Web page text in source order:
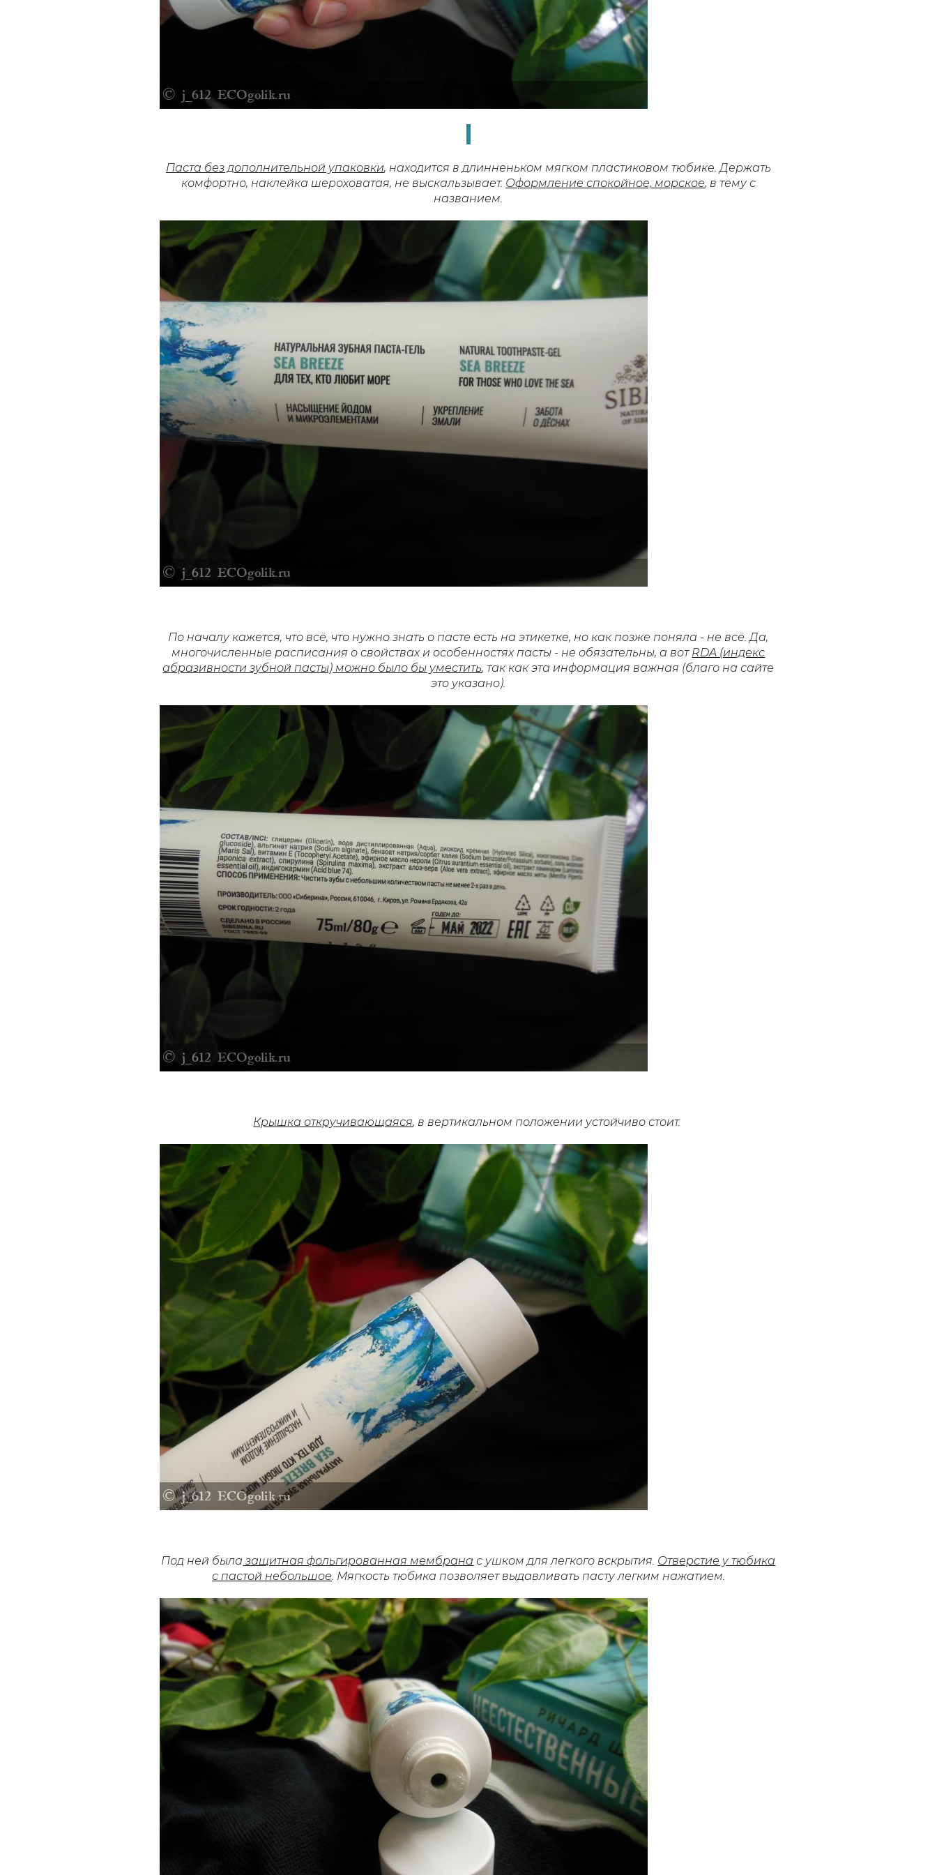
Паста без дополнительной упаковки, находится в длинненьком мягком пластиковом тюбике.Держать
комфортно, наклейка шероховатая, не выскальзывает. Оформление спокойное, морское, в тему с
названием.
По началу кажется, что всё, что нужно знать о пасте есть на этикетке, но как позже поняла - не всё. Да,
многочисленные расписания о свойствах и особенностях пасты - не обязательны, а вот RDA (индекс
абразивности зубной пасты) можно было бы уместить, так как эта информация важная (благо на сайте
это указано).
Крышка откручивающаяся, в вертикальном положении устойчиво стоит.
Под ней была защитная фольгированная мембрана с ушком для легкого вскрытия. Отверстие у тюбика
с пастой небольшое. Мягкость тюбика позволяет выдавливать пасту легким нажатием.